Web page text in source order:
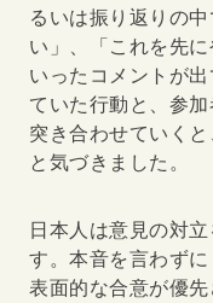
るいは振り返りの
い」、「これを先
いったコメントが
ていた行動と、参
突き合わせていく
と気づきました。
日本人は意見の対
す。本音を言わずに
表面的な合意が優